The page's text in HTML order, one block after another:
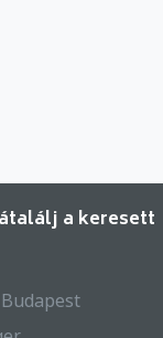
a keresett